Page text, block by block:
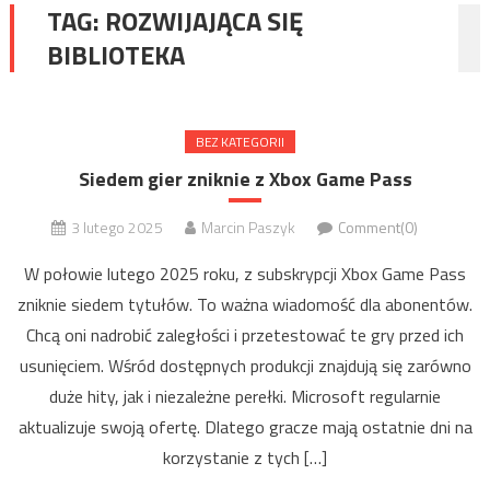
TAG: ROZWIJAJĄCA SIĘ
BIBLIOTEKA
BEZ KATEGORII
Siedem gier zniknie z Xbox Game Pass
3 lutego 2025 Marcin Paszyk Comment(0)
W połowie lutego 2025 roku, z subskrypcji Xbox Game Pass
zniknie siedem tytułów. To ważna wiadomość dla abonentów.
Chcą oni nadrobić zaległości i przetestować te gry przed ich
usunięciem. Wśród dostępnych produkcji znajdują się zarówno
duże hity, jak i niezależne perełki. Microsoft regularnie
aktualizuje swoją ofertę. Dlatego gracze mają ostatnie dni na
korzystanie z tych […]